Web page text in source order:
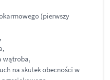
(pierwszy
,
wątroba,
na skutek obecności w